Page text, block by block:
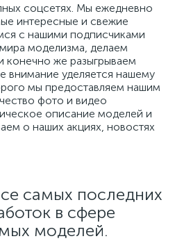
соцсетях. Мы ежедневно
интересные и свежие
с нашими подписчиками
моделизма, делаем
конечно же разыгрываем
внимание уделяется нашему
мы предоставляем нашим
фото и видео
описание моделей и
о наших акциях, новостях
самых последних
в сфере
моделей.